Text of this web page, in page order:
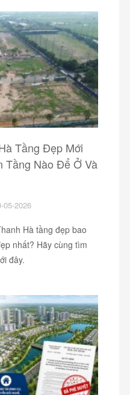
Tầng Đẹp Mới
Tầng Nào Để Ở Và
05-2026
Hà tầng đẹp bao
nhất? Hãy cùng tìm
đây.